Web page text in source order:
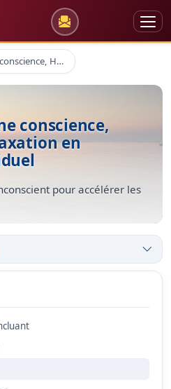
Pleine conscience, Hypnose et Relaxation en coaching individuel
conscience,
en
pour accélérer les